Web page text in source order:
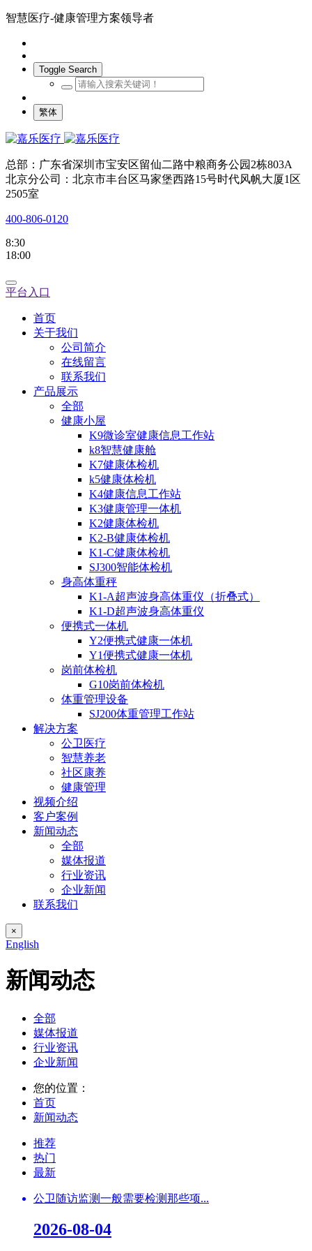
智慧医疗-健康管理方案领导者
Toggle Search
繁体
总部：广东省深圳市宝安区留仙二路中粮商务公园2栋803A
北京分公司：北京市丰台区马家堡西路15号时代风帆大厦1区
2505室
400-806-0120
8:30
18:00
平台入口
首页
关于我们
公司简介
在线留言
联系我们
产品展示
全部
健康小屋
K9微诊室健康信息工作站
k8智慧健康舱
K7健康体检机
k5健康体检机
K4健康信息工作站
K3健康管理一体机
K2健康体检机
K2-B健康体检机
K1-C健康体检机
SJ300智能体检机
身高体重秤
K1-A超声波身高体重仪（折叠式）
K1-D超声波身高体重仪
便携式一体机
Y2便携式健康一体机
Y1便携式健康一体机
岗前体检机
G10岗前体检机
体重管理设备
SJ200体重管理工作站
解决方案
公卫医疗
智慧养老
社区康养
健康管理
视频介绍
客户案例
新闻动态
全部
媒体报道
行业资讯
企业新闻
联系我们
×
English
新闻动态
全部
媒体报道
行业资讯
企业新闻
您的位置：
首页
新闻动态
推荐
热门
最新
公卫随访监测一般需要检测那些项...
2026-08-04